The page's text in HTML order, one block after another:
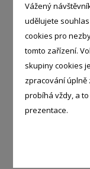
Vážený
udělujete
cookies pro
tomto zařízení.
skupiny cookies
zpracování úplně
probíhá vždy, a
prezentace.